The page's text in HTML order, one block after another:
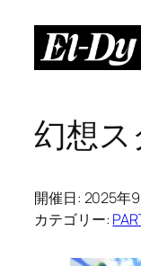
幻想
開催日: 2025年
カテゴリー: